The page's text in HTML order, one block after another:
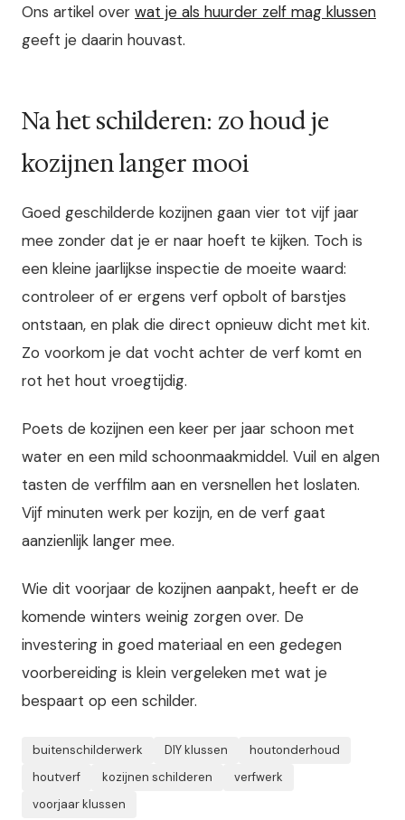
Ons artikel over wat je als huurder zelf mag klussen
geeft je daarin houvast.
Na het schilderen: zo houd je
kozijnen langer mooi
Goed geschilderde kozijnen gaan vier tot vijf jaar
mee zonder dat je er naar hoeft te kijken. Toch is
een kleine jaarlijkse inspectie de moeite waard:
controleer of er ergens verf opbolt of barstjes
ontstaan, en plak die direct opnieuw dicht met kit.
Zo voorkom je dat vocht achter de verf komt en
rot het hout vroegtijdig.
Poets de kozijnen een keer per jaar schoon met
water en een mild schoonmaakmiddel. Vuil en algen
tasten de verffilm aan en versnellen het loslaten.
Vijf minuten werk per kozijn, en de verf gaat
aanzienlijk langer mee.
Wie dit voorjaar de kozijnen aanpakt, heeft er de
komende winters weinig zorgen over. De
investering in goed materiaal en een gedegen
voorbereiding is klein vergeleken met wat je
bespaart op een schilder.
buitenschilderwerk DIY klussen
houtonderhoud
houtverf
kozijnen schilderen
verfwerk
voorjaar klussen